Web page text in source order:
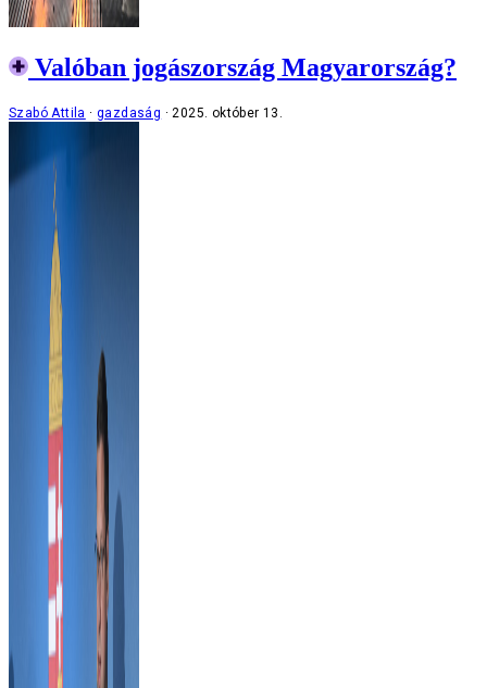
Valóban jogászország Magyarország?
Szabó Attila gazdaság 2025. október 13.